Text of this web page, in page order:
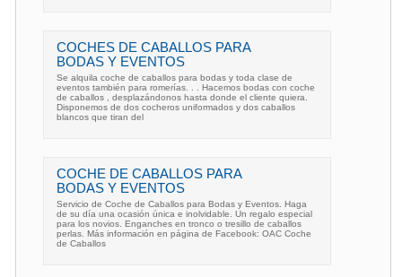
COCHES DE CABALLOS PARA
BODAS Y EVENTOS
Se alquila coche de caballos para bodas y toda clase de
eventos también para romerías. . . Hacemos bodas con coche
de caballos , desplazándonos hasta donde el cliente quiera.
Disponemos de dos cocheros uniformados y dos caballos
blancos que tiran del
COCHE DE CABALLOS PARA
BODAS Y EVENTOS
Servicio de Coche de Caballos para Bodas y Eventos. Haga
de su día una ocasión única e inolvidable. Un regalo especial
para los novios. Enganches en tronco o tresillo de caballos
perlas. Más información en página de Facebook: OAC Coche
de Caballos